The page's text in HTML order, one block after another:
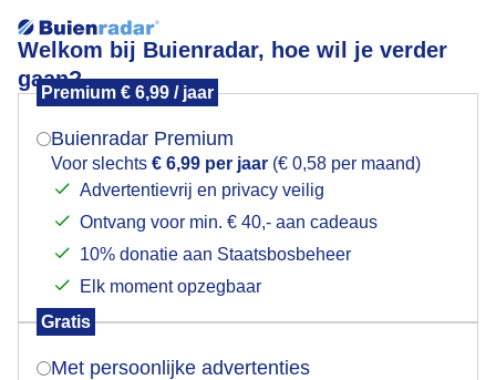
Welkom bij Buienradar, hoe wil je verder
gaan?
Premium € 6,99 / jaar
Buienradar Premium
Voor slechts € 6,99 per jaar (€ 0,58 per maand)
Advertentievrij en privacy veilig
Ontvang voor min. € 40,- aan cadeaus
10% donatie aan Staatsbosbeheer
Elk moment opzegbaar
Gratis
Met persoonlijke advertenties
Bewolkt en regenachtig
Mogen we je locatie gebruiken voor het
Indien je hier nog geen akkoord op hebt gegeven,
verschijnt er zo een pop-up uit je browser waarin
Is goed, toon de popup